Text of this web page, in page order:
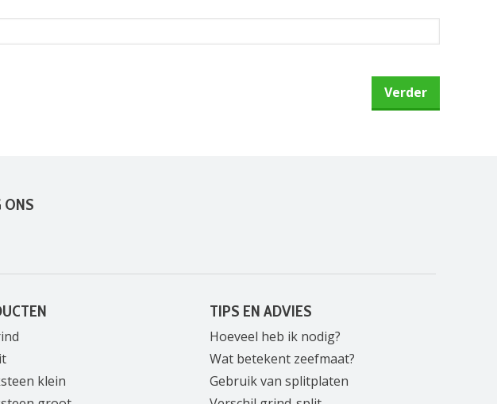
ONS
klein
TIPS EN ADVIES
Hoeveel heb ik nodig?
Wat betekent zeefmaat?
Gebruik van splitplaten